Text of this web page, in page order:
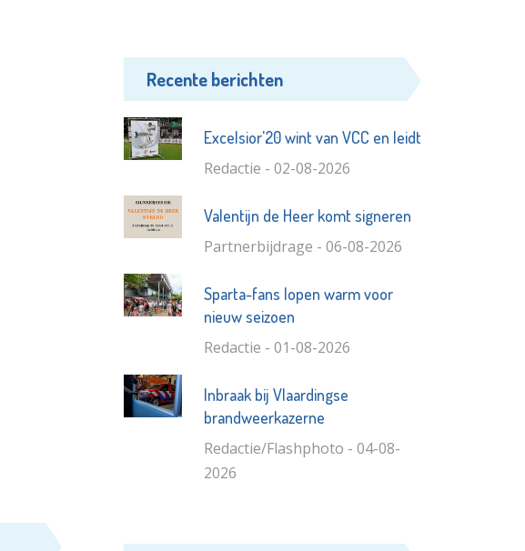
Recente berichten
Excelsior'20 wint van VCC en leidt
Redactie - 02-08-2026
Valentijn de Heer komt signeren
Partnerbijdrage - 06-08-2026
Sparta-fans lopen warm voor
nieuw seizoen
Redactie - 01-08-2026
Inbraak bij Vlaardingse
brandweerkazerne
Redactie/Flashphoto - 04-08-
2026